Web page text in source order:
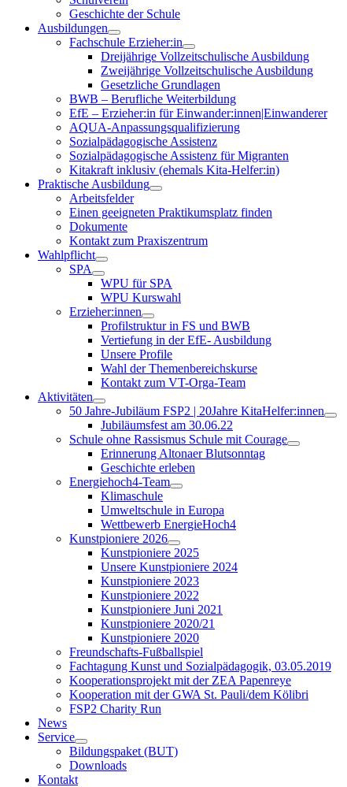
Geschichte der Schule
Ausbildungen
Fachschule Erzieher:in
Dreijährige Vollzeitschulische Ausbildung
Zweijährige Vollzeitschulische Ausbildung
Gesetzliche Grundlagen
BWB – Berufliche Weiterbildung
EfE – Erzieher:in für Einwander:innen|Einwanderer
AQUA-Anpassungsqualifizierung
Sozialpädagogische Assistenz
Sozialpädagogische Assistenz für Migranten
Kitakraft inklusiv (ehemals Kita-Helfer:in)
Praktische Ausbildung
Arbeitsfelder
Einen geeigneten Praktikumsplatz finden
Dokumente
Kontakt zum Praxiszentrum
Wahlpflicht
SPA
WPU für SPA
WPU Kurswahl
Erzieher:innen
Profilstruktur in FS und BWB
Vertiefung in der EfE- Ausbildung
Unsere Profile
Wahl der Themenbereichskurse
Kontakt zum VT-Orga-Team
Aktivitäten
50 Jahre-Jubiläum FSP2 | 20Jahre KitaHelfer:innen
Jubiläumsfest am 30.06.22
Schule ohne Rassismus Schule mit Courage
Erinnerung Altonaer Blutsonntag
Geschichte erleben
Energiehoch4-Team
Klimaschule
Umweltschule in Europa
Wettbewerb EnergieHoch4
Kunstpioniere 2026
Kunstpioniere 2025
Unsere Kunstpioniere 2024
Kunstpioniere 2023
Kunstpioniere 2022
Kunstpioniere Juni 2021
Kunstpioniere 2020/21
Kunstpioniere 2020
Freundschafts-Fußballspiel
Fachtagung Kunst und Sozialpädagogik, 03.05.2019
Kooperationsprojekt mit der ZEA Papenreye
Kooperation mit der GWA St. Pauli/dem Kölibri
FSP2 Charity Run
News
Service
Bildungspaket (BUT)
Downloads
Kontakt